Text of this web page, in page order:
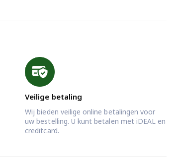
Veilige betaling
Wij bieden veilige online betalingen voor
uw bestelling. U kunt betalen met iDEAL en
creditcard.